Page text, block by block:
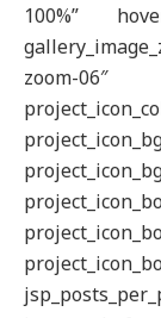
100%”
zoom-